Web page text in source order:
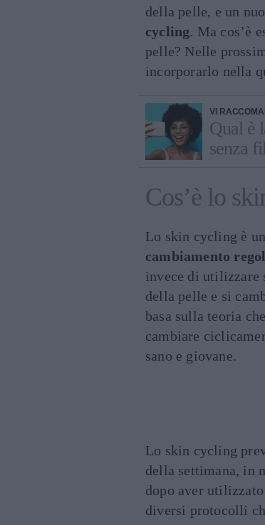
della pelle, e un
cycling. Ma cos’è
pelle? Nelle
incorporarlo nella
VI
Qual è
senza
Cos’è lo
Lo skin cycling è
cambiamento
invece di utilizzare
della pelle e si
basa sulla teoria
cambiare
sano e giovane.
Lo skin cycling
della settimana, in
dopo aver
diversi protocolli